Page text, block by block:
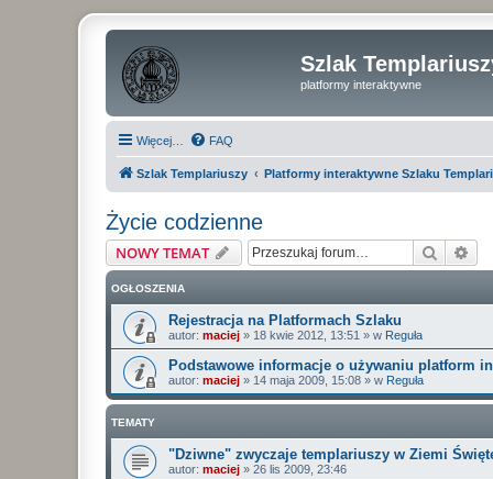
Szlak
platformy interaktywne
Więcej… FAQ
Szlak Templariuszy Platformy interaktywne Szlaku
Życie codzienne
NOWY TEMAT Szukaj
OGŁOSZENIA
Rejestracja na Platformach Szlaku
autor: maciej » 18 kwie 2012, 13:51 » w Reguła
Podstawowe informacje o używaniu platform
autor: maciej » 14 maja 2009, 15:08 » w Reguła
TEMATY
"Dziwne" zwyczaje templariuszy w Ziemi
autor: maciej » 26 lis 2009, 23:46